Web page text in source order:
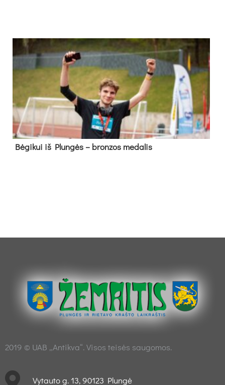
Bė­gi­kui iš Plun­gės – bron­zos me­da­lis
2019 © UAB „Antikva“. Visos teisės saugomos.
Vytauto g. 13, 90123 Plungė